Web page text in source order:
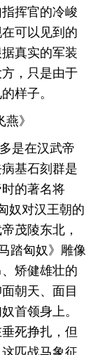
挥官的冷峻
可以见到的
真实的军装
，只是由于
样子。
》
是在汉武帝
基石刻群是
的著名将
奴对汉王朝的
茂陵东北，
踏匈奴》雕像
矫健雄壮的
朝天、面目
首领身上。
死挣扎，但
匹战马象征